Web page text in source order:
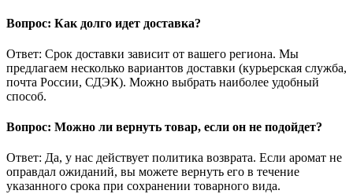
Вопрос: Как долго идет доставка?
Ответ: Срок доставки зависит от вашего региона. Мы
предлагаем несколько вариантов доставки (курьерская служба,
почта России, СДЭК). Можно выбрать наиболее удобный
способ.
Вопрос: Можно ли вернуть товар, если он не подойдет?
Ответ: Да, у нас действует политика возврата. Если аромат не
оправдал ожиданий, вы можете вернуть его в течение
указанного срока при сохранении товарного вида.